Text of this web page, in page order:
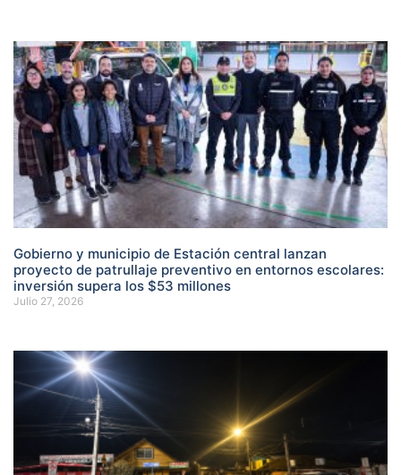
Gobierno y municipio de Estación central lanzan
proyecto de patrullaje preventivo en entornos escolares:
inversión supera los $53 millones
Julio 27, 2026